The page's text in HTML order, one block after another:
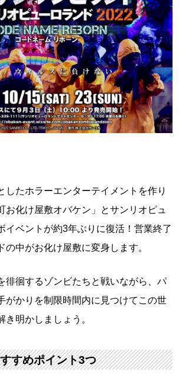
したホラーエンターテイメントを作り
お化け屋敷オバケン」とサンリオピュ
イベントが約3年ぶりに復活！営業終了
の中がお化け屋敷に変身します。
徘徊するゾンビたちと戦いながら、パ
がかりを制限時間内に見つけてこの世
き明かしましょう。
すめポイント3つ